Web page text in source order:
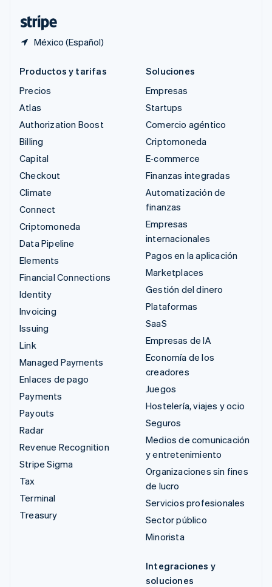
México (Español)
Productos y tarifas
Precios
Atlas
Authorization Boost
Billing
Capital
Checkout
Climate
Connect
Criptomoneda
Data Pipeline
Elements
Financial Connections
Identity
Invoicing
Issuing
Link
Managed Payments
Enlaces de pago
Payments
Payouts
Radar
Revenue Recognition
Stripe Sigma
Tax
Terminal
Treasury
Soluciones
Empresas
Startups
Comercio agéntico
Criptomoneda
E-commerce
Finanzas integradas
Automatización de
finanzas
Empresas
internacionales
Pagos en la aplicación
Marketplaces
Gestión del dinero
Plataformas
SaaS
Empresas de IA
Economía de los
creadores
Juegos
Hostelería, viajes y ocio
Seguros
Medios de comunicación
y entretenimiento
Organizaciones sin fines
de lucro
Servicios profesionales
Sector público
Minorista
Integraciones y
soluciones